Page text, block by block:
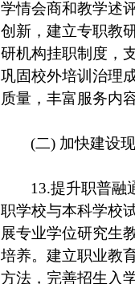
学情会商和教学述
创新，建立专职教
研机构挂职制度，
巩固校外培训治理
质量，丰富服务内
(二) 加快建设
13.提升职普融
职学校与本科学校
展专业学位研究生
培养。建立职业教
方法，完善招生入